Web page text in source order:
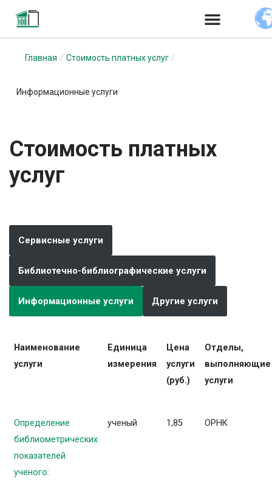
Главная / Стоимость платных услуг /
Информационные услуги
Стоимость платных
услуг
Сервисные услуги
Библиотечно-библиографические услуги
Информационные услуги Другие услуги
Наименование
услуги
Единица
измерения
Цена
услуги
(руб.)
Отделы,
выполняющие
услуги
Определение
библиометрических
показателей
ученого:
ученый 1,85 ОРНК